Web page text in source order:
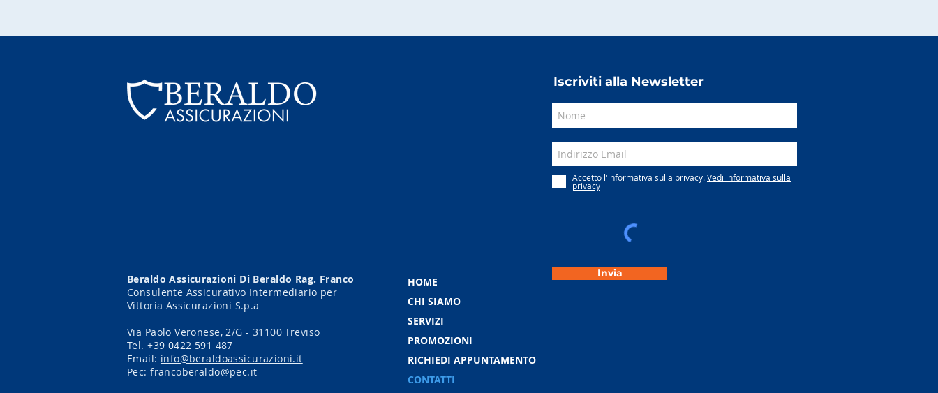
Beraldo Assicurazioni Di Beraldo Rag. Franco
Consulente Assicurativo Intermediario per
Vittoria Assicurazioni S.p.a
Via Paolo Veronese, 2/G - 31100 Treviso
Tel. +39 0422 591 487
Email: info@beraldoassicurazioni.it
Pec:francoberaldo@pec.it
HOME
CHI SIAMO
SERVIZI
PROMOZIONI
RICHIEDI APPUNTAMENTO
CONTATTI
Iscriviti alla Newsletter
Accetto l'informativa sulla privacy.Vedi informativa sulla
privacy
Invia